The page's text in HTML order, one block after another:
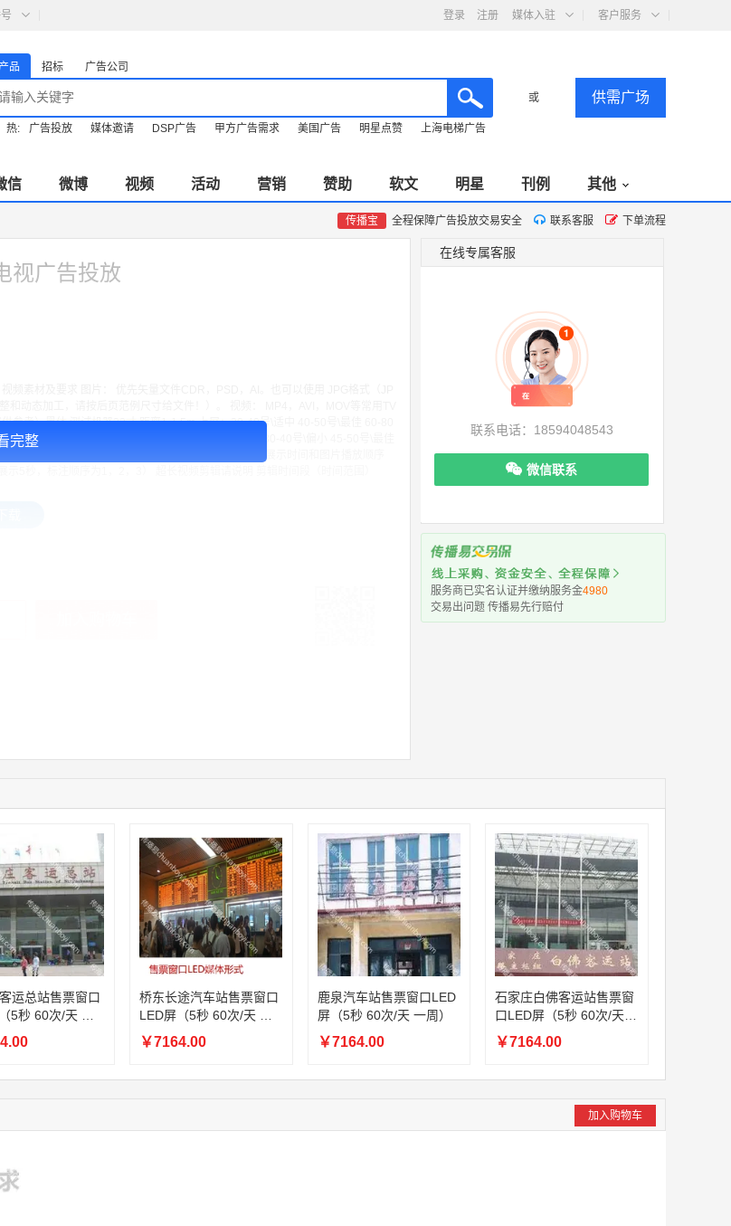
登录 注册 媒体入驻 客户服务
品 招标 广告公司
或 供需广场
热: 广告投放 媒体邀请 DSP广告 甲方广告需求 美国广告 明星点赞 上海电梯广告
信 微博 视频 活动 营销 赞助 软文 明星 刊例 其他
传播宝 全程保障广告投放交易安全 联系客服 下单流程
完整
视广告投放
参考）黑体.测试机器22寸.距离1-1.5m 上屏：30-40号\适中 40-50号\最佳 60-80
） 80-110号\适合主标题等 *注：最小30号字体 下屏：30-40号\偏小 45-50号\最佳
等内容） *注：最小30号字体 多组画面组合请说明 每幅展示时间和图片播放顺序
联系了该媒体所在商家
联系了该媒体所在商家
联系了该媒体所在商家
联系了该媒体所在商家
联系了该媒体所在商家
联系了该媒体所在商家
联系了该媒体所在商家
联系了该媒体所在商家
联系了该媒体所在商家
联系了该媒体所在商家
联系了该媒体所在商家
在线专属客服
联系电话：18594048543
微信联系
服务商已实名认证并缴纳服务金4980
交易出问题 传播易先行赔付
运总站售票窗口
次/天 一
桥东长途汽车站售票窗口
LED屏（5秒 60次/天 一
周）
￥7164.00
鹿泉汽车站售票窗口LED
屏（5秒 60次/天 一周）
￥7164.00
石家庄白佛客运站售票窗
口LED屏（5秒 60次/天
一周）
￥7164.00
加入购物车